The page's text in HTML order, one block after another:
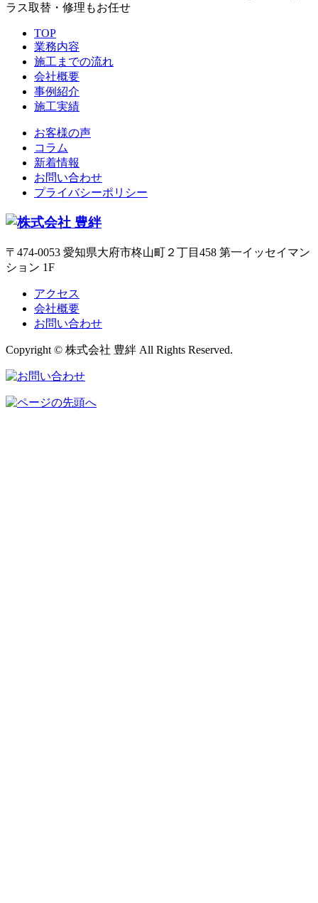
ラス取替・修理もお任せ
TOP
業務内容
施工までの流れ
会社概要
事例紹介
施工実績
お客様の声
コラム
新着情報
お問い合わせ
プライバシーポリシー
〒474-0053 愛知県大府市柊山町２丁目458 第一イッセイマン
ション 1F
アクセス
会社概要
お問い合わせ
Copyright © 株式会社 豊絆 All Rights Reserved.